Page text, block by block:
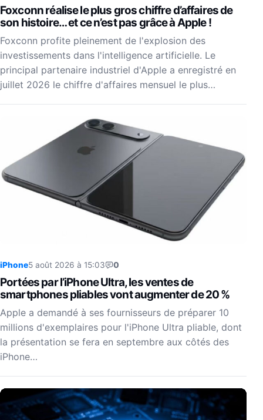
Foxconn réalise le plus gros chiffre d’affaires de
son histoire… et ce n’est pas grâce à Apple !
Foxconn profite pleinement de l'explosion des
investissements dans l'intelligence artificielle. Le
principal partenaire industriel d'Apple a enregistré en
juillet 2026 le chiffre d'affaires mensuel le plus…
iPhone5 août 2026 à 15:03 0
Portées par l’iPhone Ultra, les ventes de
smartphones pliables vont augmenter de 20 %
Apple a demandé à ses fournisseurs de préparer 10
millions d'exemplaires pour l'iPhone Ultra pliable, dont
la présentation se fera en septembre aux côtés des
iPhone…